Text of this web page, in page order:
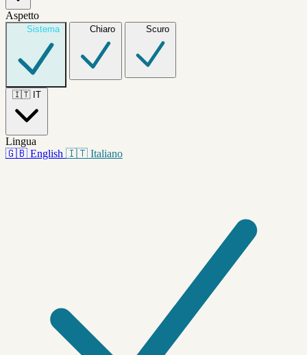
Aspetto
Sistema Chiaro Scuro
🇮🇹 IT
Lingua
🇬🇧 English 🇮🇹 Italiano